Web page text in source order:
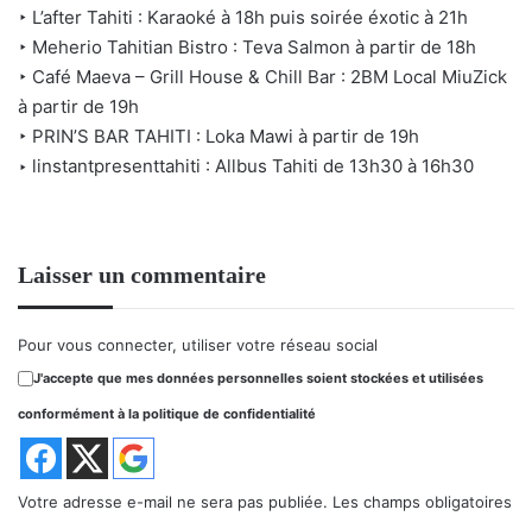
‣ L’after Tahiti : Karaoké à 18h puis soirée éxotic à 21h
‣ Meherio Tahitian Bistro : Teva Salmon à partir de 18h
‣ Café Maeva – Grill House & Chill Bar : 2BM Local MiuZick
à partir de 19h
‣ PRIN’S BAR TAHITI : Loka Mawi à partir de 19h
‣ linstantpresenttahiti : Allbus Tahiti de 13h30 à 16h30
Laisser un commentaire
Pour vous connecter, utiliser votre réseau social
J'accepte que mes données personnelles soient stockées et utilisées
conformément à la politique de confidentialité
Votre adresse e-mail ne sera pas publiée. Les champs obligatoires